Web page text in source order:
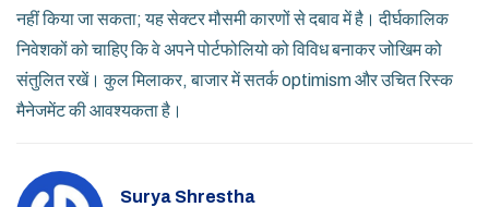
नहीं किया जा सकता; यह सेक्टर मौसमी कारणों से दबाव में है। दीर्घकालिक
निवेशकों को चाहिए कि वे अपने पोर्टफोलियो को विविध बनाकर जोखिम को
संतुलित रखें। कुल मिलाकर, बाजार में सतर्क optimism और उचित रिस्क
मैनेजमेंट की आवश्यकता है।
Surya Shrestha